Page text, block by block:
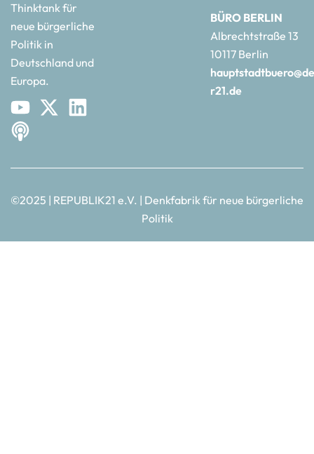
Thinktank für
neue bürgerliche
Politik in
Deutschland und
Europa.
BÜRO BERLIN
Albrechtstraße 13
10117 Berlin
r21.de
©2025 | REPUBLIK21 e.V. | Denkfabrik für neue bürgerliche
Politik